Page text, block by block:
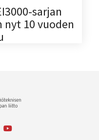
sarjan
10 vuoden